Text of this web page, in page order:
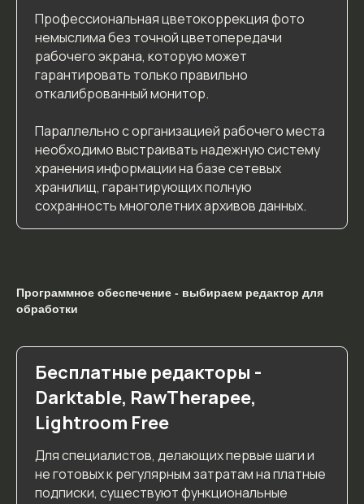
Профессиональная цветокоррекция фото
немыслима без точной цветопередачи
рабочего экрана, которую может
гарантировать только правильно
откалиброванный монитор.
Параллельно с организацией рабочего места
необходимо выстраивать надежную систему
хранения информации на базе сетевых
хранилищ, гарантирующих полную
сохранность многолетних архивов данных.
Программное обеспечение - выбираем редактор для
обработки
Бесплатные редакторы -
Darktable, RawTherapee,
Lightroom Free
Для специалистов, делающих первые шаги и
не готовых к регулярным затратам на платные
подписки, существуют функциональные
Телефон